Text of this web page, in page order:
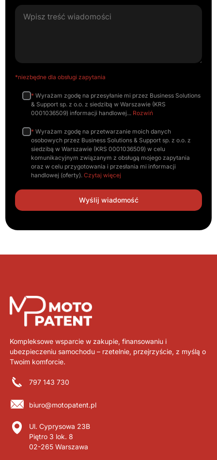
*niezbędne dla obsługi zapytania
* Wyrażam zgodę na przesyłanie mi przez Business Solutions
& Support sp. z o.o. z siedzibą w Warszawie (KRS
0001036509) informacji handlowej
Rozwiń
* Wyrażam zgodę na przetwarzanie moich danych
osobowych przez Business Solutions & Support sp. z o.o. z
siedzibą w Warszawie (KRS 0001036509) w celu
komunikacyjnym związanym z obsługą mojego zapytania
oraz w celu przygotowania i przesłania mi informacji
handlowej (oferty).Czytaj więcej
Kompleksowe wsparcie w zakupie, finansowaniu i
ubezpieczeniu samochodu – rzetelnie, przejrzyście, z myślą o
Twoim komforcie.
797 143 730
biuro@motopatent.pl
Ul. Cyprysowa 23B
Piętro 3 lok. 8
02-265 Warszawa